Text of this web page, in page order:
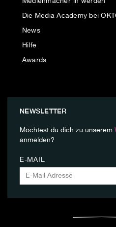
Die Media Academy bei
News
Hilfe
Awards
NEWSLETTER
Möchtest du dich zu unserem
anmelden?
E-MAIL